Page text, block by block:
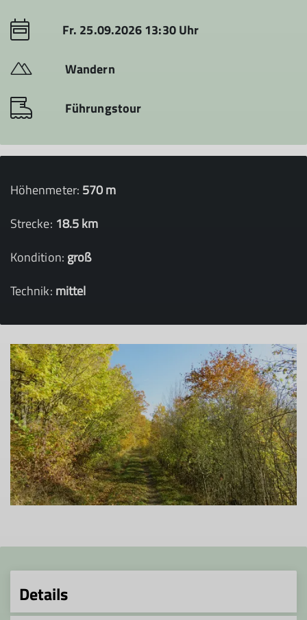
Fr. 25.09.2026 13:30 Uhr
Wandern
Führungstour
Höhenmeter: 570 m
Strecke: 18.5 km
Kondition: groß
Technik: mittel
Details